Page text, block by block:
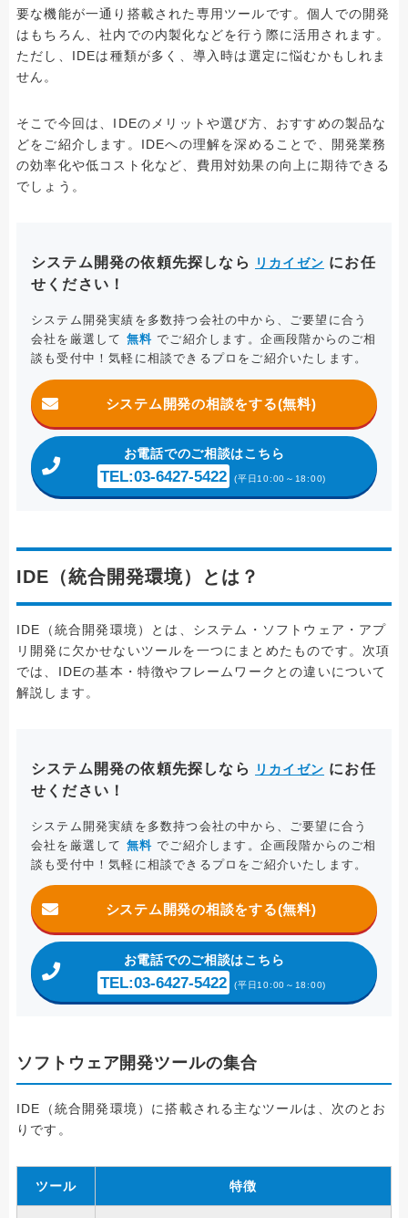
要な機能が一通り搭載された専用ツールです。個人での開発
はもちろん、社内での内製化などを行う際に活用されます。
ただし、IDEは種類が多く、導入時は選定に悩むかもしれま
せん。
そこで今回は、IDEのメリットや選び方、おすすめの製品な
どをご紹介します。IDEへの理解を深めることで、開発業務
の効率化や低コスト化など、費用対効果の向上に期待できる
でしょう。
システム開発の依頼先探しなら リカイゼン にお任
せください！
システム開発実績を多数持つ会社の中から、ご要望に合う
会社を厳選して 無料 でご紹介します。企画段階からのご相
談も受付中！気軽に相談できるプロをご紹介いたします。
システム開発の相談をする(無料)
お電話でのご相談はこちら
TEL:03-6427-5422 (平日10:00～18:00)
IDE（統合開発環境）とは？
IDE（統合開発環境）とは、システム・ソフトウェア・アプ
リ開発に欠かせないツールを一つにまとめたものです。次項
では、IDEの基本・特徴やフレームワークとの違いについて
解説します。
システム開発の依頼先探しなら リカイゼン にお任
せください！
システム開発実績を多数持つ会社の中から、ご要望に合う
会社を厳選して 無料 でご紹介します。企画段階からのご相
談も受付中！気軽に相談できるプロをご紹介いたします。
システム開発の相談をする(無料)
お電話でのご相談はこちら
TEL:03-6427-5422 (平日10:00～18:00)
ソフトウェア開発ツールの集合
IDE（統合開発環境）に搭載される主なツールは、次のとお
りです。
ツール 特徴